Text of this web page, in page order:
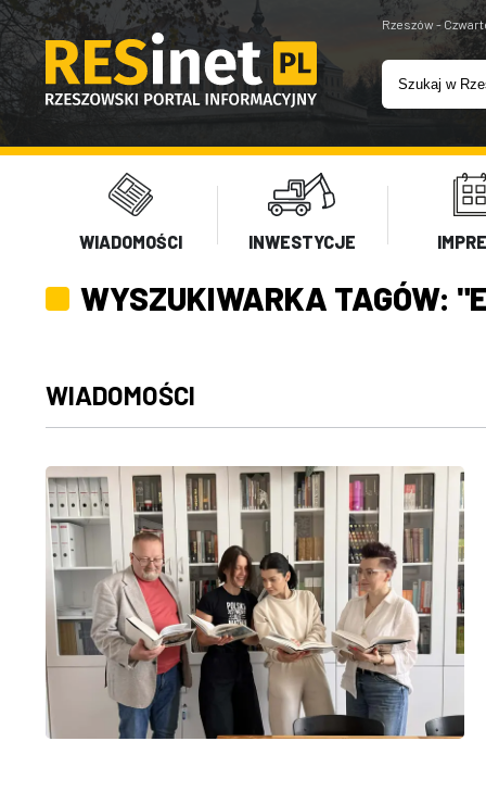
Rzeszów -
WIADOMOŚCI INWESTYCJE
WYSZUKIWARKA TAGÓW:
WIADOMOŚCI